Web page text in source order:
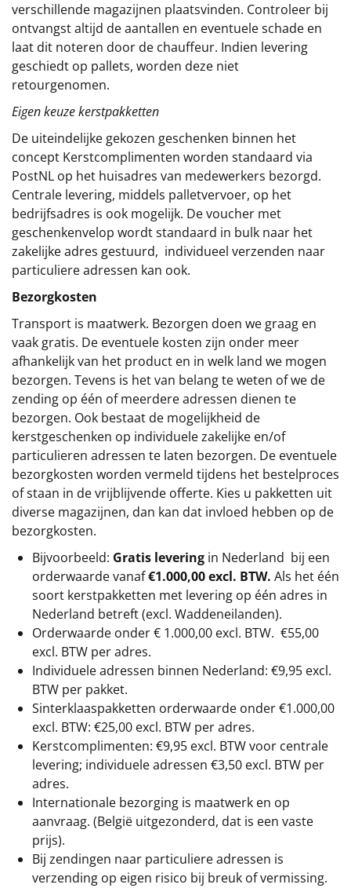
verschillende magazijnen plaatsvinden. Controleer bij
ontvangst altijd de aantallen en eventuele schade en
laat dit noteren door de chauffeur. Indien levering
geschiedt op pallets, worden deze niet
retourgenomen.
Eigen keuze kerstpakketten
De uiteindelijke gekozen geschenken binnen het
concept Kerstcomplimenten worden standaard via
PostNL op het huisadres van medewerkers bezorgd.
Centrale levering, middels palletvervoer, op het
bedrijfsadres is ook mogelijk. De voucher met
geschenkenvelop wordt standaard in bulk naar het
zakelijke adres gestuurd, individueel verzenden naar
particuliere adressen kan ook.
Bezorgkosten
Transport is maatwerk. Bezorgen doen we graag en
vaak gratis. De eventuele kosten zijn onder meer
afhankelijk van het product en in welk land we mogen
bezorgen. Tevens is het van belang te weten of we de
zending op één of meerdere adressen dienen te
bezorgen. Ook bestaat de mogelijkheid de
kerstgeschenken op individuele zakelijke en/of
particulieren adressen te laten bezorgen. De eventuele
bezorgkosten worden vermeld tijdens het bestelproces
of staan in de vrijblijvende offerte. Kies u pakketten uit
diverse magazijnen, dan kan dat invloed hebben op de
bezorgkosten.
Bijvoorbeeld: Gratis levering in Nederland bij een
orderwaarde vanaf€1.000,00 excl. BTW. Als het één
soort kerstpakketten met levering op één adres in
Nederland betreft (excl. Waddeneilanden).
Orderwaarde onder € 1.000,00 excl. BTW. €55,00
excl. BTW per adres.
Individuele adressen binnen Nederland: €9,95 excl.
BTW per pakket.
Sinterklaaspakketten orderwaarde onder €1.000,00
excl. BTW: €25,00 excl. BTW per adres.
Kerstcomplimenten: €9,95 excl. BTW voor centrale
levering; individuele adressen €3,50 excl. BTW per
adres.
Internationale bezorging is maatwerk en op
aanvraag. (België uitgezonderd, dat is een vaste
prijs).
Bij zendingen naar particuliere adressen is
verzending op eigen risico bij breuk of vermissing.